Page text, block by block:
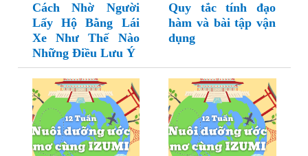
Cách Nhờ Người
Lấy Hộ Bằng Lái
Xe Như Thế Nào
Những Điều Lưu Ý
Quy tắc tính đạo
hàm và bài tập vận
dụng